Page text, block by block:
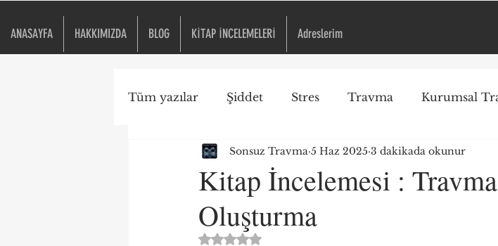
ANASAYFA HAKKIMIZDA BLOG KİTAP İNCELEMELERİ Adreslerim
Tüm yazılar Şiddet Stres Travma Kurumsal
Travma Duyarlı Okul Travma Duyarlı Kurum
Kitap İncelemesi
Kitap İncelemesi :
Oluşturma
Sonsuz Travma 5 Haz 2025 3 dakikada okunur
5 üzerinden NaN yıldız